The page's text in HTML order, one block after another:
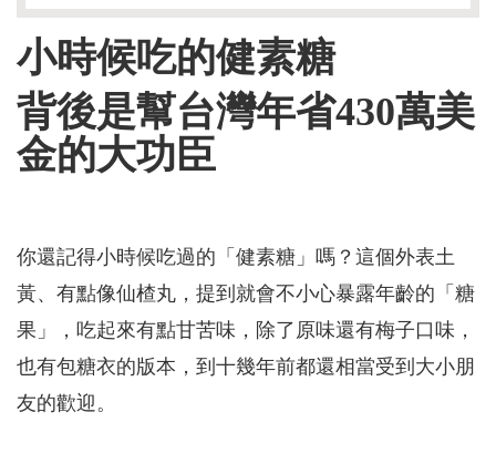
小時候吃的健素糖
背後是幫台灣年省430萬美
金的大功臣
你還記得小時候吃過的「健素糖」嗎？這個外表土
黃、有點像仙楂丸，提到就會不小心暴露年齡的「糖
果」，吃起來有點甘苦味，除了原味還有梅子口味，
也有包糖衣的版本，到十幾年前都還相當受到大小朋
友的歡迎。